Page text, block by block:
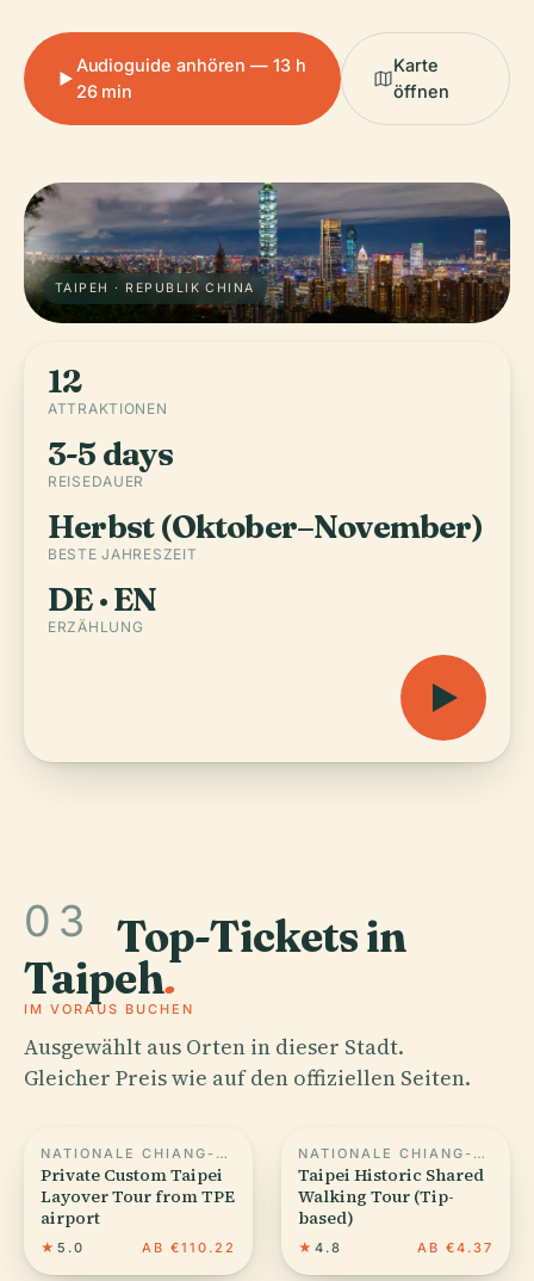
Audioguide anhören — 13 h
26 min
Karte
öffnen
TAIPEH · REPUBLIK CHINA
12
ATTRAKTIONEN
3-5 days
REISEDAUER
Herbst (Oktober–November)
BESTE JAHRESZEIT
DE · EN
ERZÄHLUNG
03 Top-Tickets in
Taipeh.
IM VORAUS BUCHEN
Ausgewählt aus Orten in dieser Stadt.
Gleicher Preis wie auf den offiziellen Seiten.
NATIONALE CHIANG-KAI-SHEK-GEDÄCHTNISHALLE
Private Custom Taipei
Layover Tour from TPE
airport
★ 5.0 AB €110.22
NATIONALE CHIANG-KAI-SHEK-GEDÄCHTNISHALLE
Taipei Historic Shared
Walking Tour (Tip-
based)
★ 4.8 AB €4.37